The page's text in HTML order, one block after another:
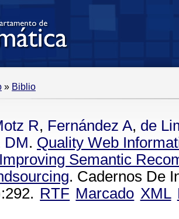
» Biblio
R, Fernández A, de
DM. Quality Web
Semantic
. Cadernos De
RTF Marcado XML